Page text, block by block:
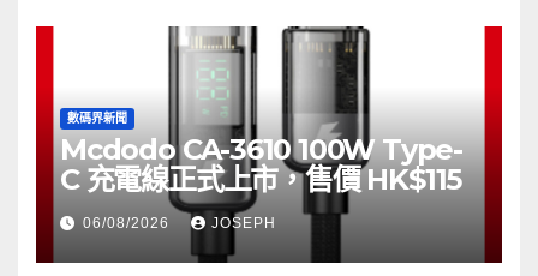
數碼界新聞
Mcdodo CA-3610 100W Type-
C 充電線正式上市，售價 HK$115
06/08/2026 JOSEPH